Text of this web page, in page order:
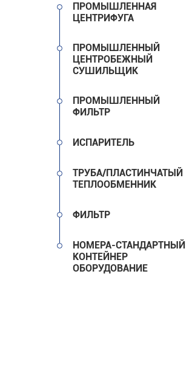
ПРОМЫШЛЕННАЯ
ЦЕНТРИФУГА
ПРОМЫШЛЕННЫЙ
ЦЕНТРОБЕЖНЫЙ
СУШИЛЬЩИК
ПРОМЫШЛЕННЫЙ
ФИЛЬТР
ИСПАРИТЕЛЬ
ТРУБА/ПЛАСТИНЧАТЫЙ
ТЕПЛООБМЕННИК
ФИЛЬТР
НОМЕРА-СТАНДАРТНЫЙ
КОНТЕЙНЕР
ОБОРУДОВАНИЕ